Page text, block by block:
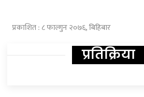
प्रकाशित : ८ फाल्गुन २०७६, बिहिबार
प्रतिक्रिया